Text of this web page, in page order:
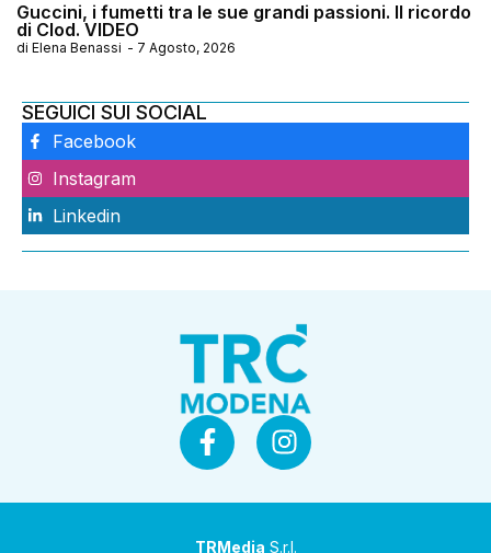
Guccini, i fumetti tra le sue grandi passioni. Il ricordo
di Clod. VIDEO
di Elena Benassi - 7 Agosto, 2026
SEGUICI SUI SOCIAL
Facebook
Instagram
Linkedin
TRMedia S.r.l.